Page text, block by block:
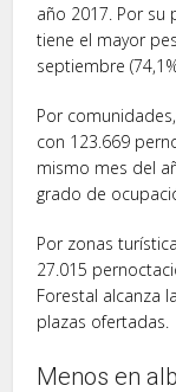
año 2017. Por su
tiene el mayor
septiembre
Por
con 123.669
mismo mes del
grado de
Por zonas
27.015
Forestal alcanza
plazas ofertadas.
Menos en